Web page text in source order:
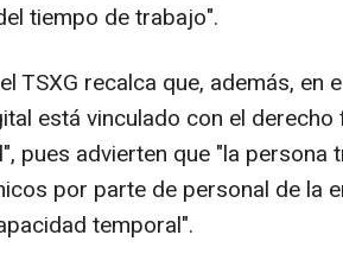
tiempo de trabajo".
TSXG recalca que, además, en
está vinculado con el derecho
pues advierten que "la persona
por parte de personal de la
temporal".